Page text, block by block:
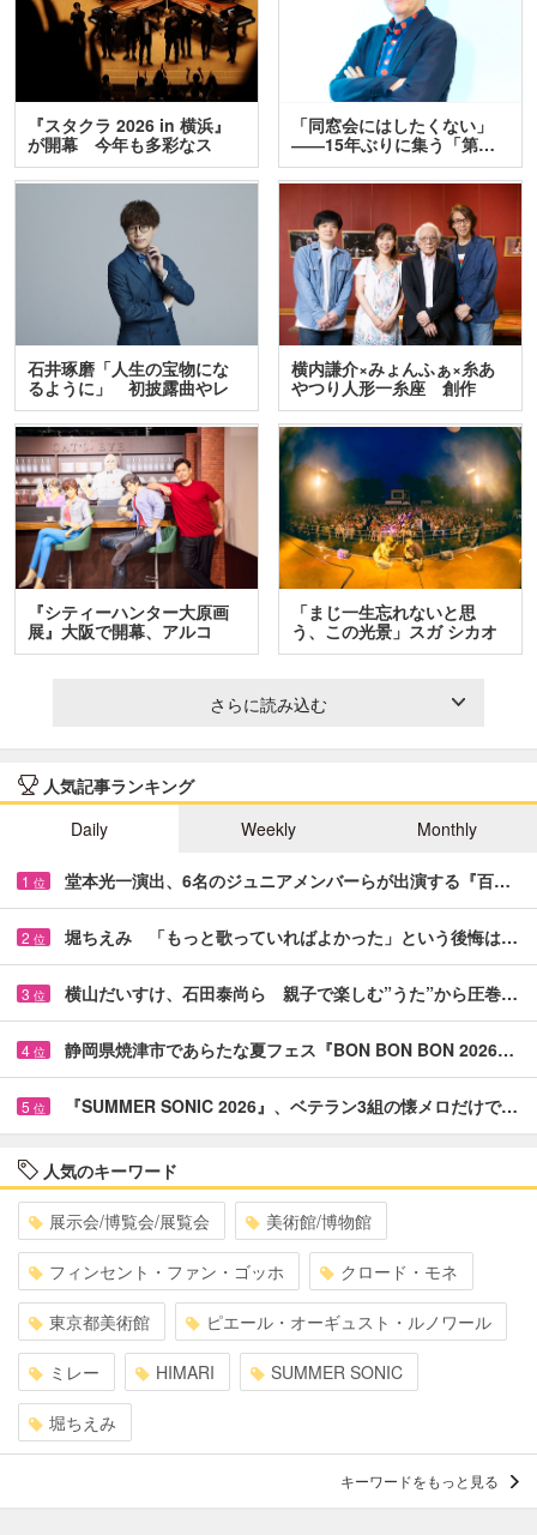
『スタクラ 2026 in 横浜』
が開幕 今年も多彩なス
テ…
「同窓会にはしたくない」
――15年ぶりに集う「第…
石井琢磨「人生の宝物にな
るように」 初披露曲やレ
ア…
横内謙介×みょんふぁ×糸あ
やつり人形一糸座 創作
人…
『シティーハンター大原画
展』大阪で開幕、アルコ
＆…
「まじ一生忘れないと思
う、この光景」スガ シカオ
と…
さらに読み込む
人気記事ランキング
Daily
Weekly Monthly
1 位 堂本光一演出、6名のジュニアメンバーらが出演する『百…
2 位 堀ちえみ 「もっと歌っていればよかった」という後悔は…
3 位 横山だいすけ、石田泰尚ら 親子で楽しむ”うた”から圧巻…
4 位 静岡県焼津市であらたな夏フェス『BON BON BON 2026…
5 位 『SUMMER SONIC 2026』、ベテラン3組の懐メロだけで…
人気のキーワード
展示会/博覧会/展覧会 美術館/博物館
フィンセント・ファン・ゴッホ クロード・モネ
東京都美術館 ピエール・オーギュスト・ルノワール
ミレー HIMARI SUMMER SONIC
堀ちえみ
キーワードをもっと見る